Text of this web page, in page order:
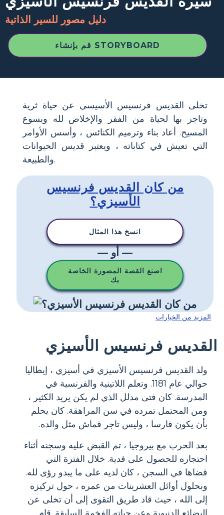
دليل مصور للسير الذاتية
قم بإنشاء STORYBOARD
تخلى القديس فرنسيس الأسيسي عن حياة ثرية
وتاجر بها لحياة من الفقر والإخلاص لله ويسوع
المسيح. أعاد بناء وترميم الكنائس ، وأسس الأوامر
التي تعيش في كتاباته ، ويعتبر قديس الحيوانات
والطبيعة.
من كان القديس فرنسيس
الأسيزي؟
انسخ هذا المثال
— أو —
اصنع القصة المصورة الخاصة
بك
المزيد من الخيارات
القديس فرنسيس الأسيزي
ولد القديس فرنسيس الأسيزي في أسيزي ، إيطاليا
حوالي عام 1181. وتعلم اللاتينية والفرنسية في
المدرسة. كان فتى مدلل الذي لم يكن يريد الكثير ،
ومن المحتمل تمرده في سن المراهقة. كان يحلم
بأن يكون فارسا ، وليس تاجر قماش مثل والده.
بعد الحرب مع بيروجيا ، تم القبض عليه وسجنه أثناء
احتجازه للحصول على فدية. خلال الفترة التي
قضاها في السجن ، كان لديه على ما يبدو رؤى لله.
وبحلول أوائل العشرينات من عمره ، حول تركيزه
إلى الله ، حيث قاد طريق التقوى إلى أن تخلى عن